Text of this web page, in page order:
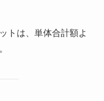
トは、単体合計額よ